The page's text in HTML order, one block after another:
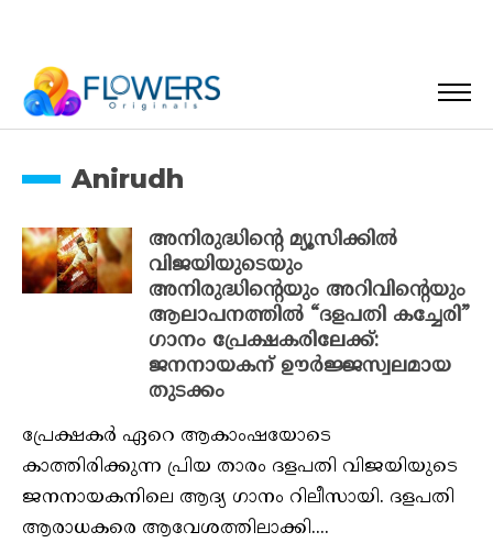
Anirudh
അനിരുദ്ധിന്റെ മ്യൂസിക്കിൽ
വിജയിയുടെയും
അനിരുദ്ധിന്റെയും അറിവിന്റെയും
ആലാപനത്തിൽ “ദളപതി കച്ചേരി”
ഗാനം പ്രേക്ഷകരിലേക്ക്:
ജനനായകന് ഊർജ്ജസ്വലമായ
തുടക്കം
പ്രേക്ഷകർ ഏറെ ആകാംഷയോടെ
കാത്തിരിക്കുന്ന പ്രിയ താരം ദളപതി വിജയിയുടെ
ജനനായകനിലെ ആദ്യ ഗാനം റിലീസായി. ദളപതി
ആരാധകരെ ആവേശത്തിലാക്കി....